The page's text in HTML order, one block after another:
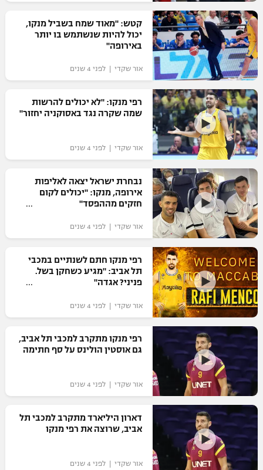
רשיון להקרנה פומבית לבית עסק
הצטרפות לחבילת הערוצים
לוח דרושים – ג'ובנט
תגיות
המגזין
קטש: "מאוד שמח בשביל מנקו,
יכול להיות שנשתמש בו יותר
באירופה"
אור שקדי | לפני 4 שנים
רפי מנקו: "לא יכולים להרשות
שמה שקרה נגד באסוקניה יחזור"
אור שקדי | לפני 4 שנים
נבחרת ישראל יצאה לאליפות
אירופה, מנקו: "יכולים לקום
חזקים מההפסד"
אור שקדי | לפני 4 שנים
רפי מנקו חתם לשנתיים במכבי
תל אביב: "מגיע כשחקן בשל.
פניני? אגדה"
אור שקדי | לפני 4 שנים
רפי מנקו מתקרב למכבי תל אביב,
גם אוסטין הולינס על סף חתימה
אור שקדי | לפני 4 שנים
דארון היליארד מתקרב למכבי תל
אביב, שרוצה את רפי מנקו
אור שקדי | לפני 4 שנים